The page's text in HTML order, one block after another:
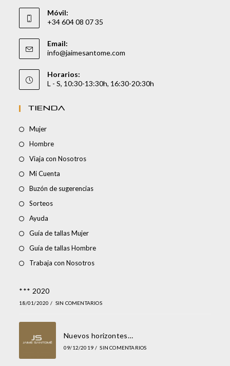
Móvil:
+34 604 08 07 35
Email:
info@jaimesantome.com
Horarios:
L - S, 10:30-13:30h, 16:30-20:30h
TIENDA
Mujer
Hombre
Viaja con Nosotros
Mi Cuenta
Buzón de sugerencias
Sorteos
Ayuda
Guía de tallas Mujer
Guía de tallas Hombre
Trabaja con Nosotros
*** 2020
18/01/2020 / SIN COMENTARIOS
Nuevos horizontes…
09/12/2019 / SIN COMENTARIOS